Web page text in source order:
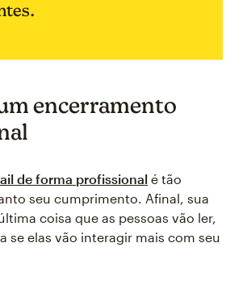
encerramento
de forma profissional é tão
seu cumprimento. Afinal, sua
coisa que as pessoas vão ler,
se elas vão interagir mais com seu